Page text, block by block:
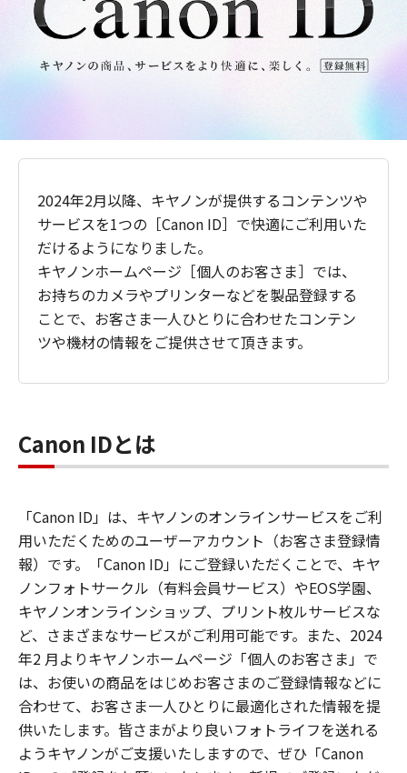
2024年2月以降、キヤノンが提供するコンテンツや
サービスを1つの［Canon ID］で快適にご利用いた
だけるようになりました。
キヤノンホームページ［個人のお客さま］では、
お持ちのカメラやプリンターなどを製品登録する
ことで、お客さま一人ひとりに合わせたコンテン
ツや機材の情報をご提供させて頂きます。
Canon IDとは
「Canon ID」は、キヤノンのオンラインサービスをご利
用いただくためのユーザーアカウント（お客さま登録情
報）です。「Canon ID」にご登録いただくことで、キヤ
ノンフォトサークル（有料会員サービス）やEOS学園、
キヤノンオンラインショップ、プリント枚ルサービスな
ど、さまざまなサービスがご利用可能です。また、2024
年2 月よりキヤノンホームページ「個人のお客さま」で
は、お使いの商品をはじめお客さまのご登録情報などに
合わせて、お客さま一人ひとりに最適化された情報を提
供いたします。皆さまがより良いフォトライフを送れる
ようキヤノンがご支援いたしますので、ぜひ「Canon